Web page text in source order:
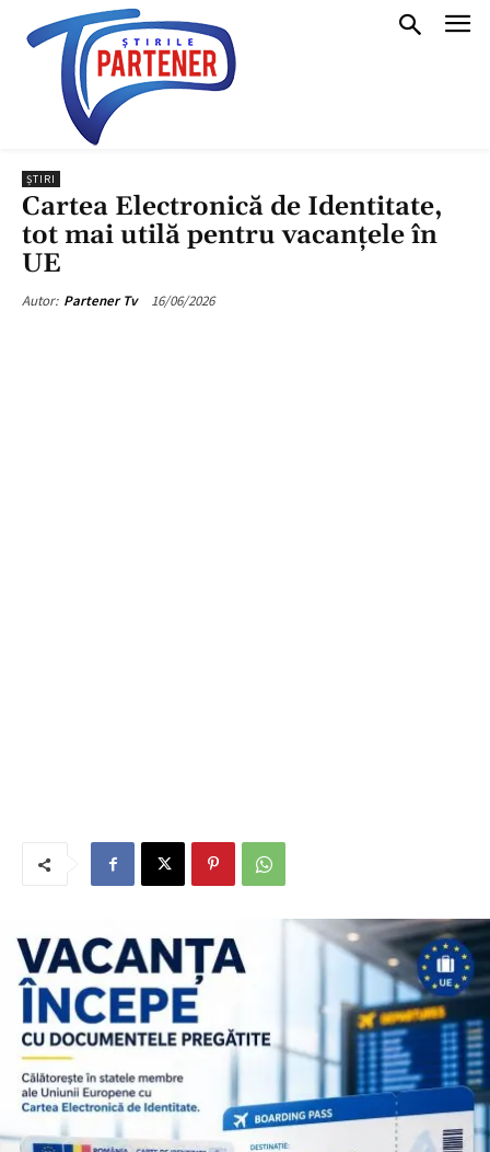
ȘTIRI
Cartea Electronică de Identitate,
tot mai utilă pentru vacanțele în
UE
Autor: Partener Tv 16/06/2026